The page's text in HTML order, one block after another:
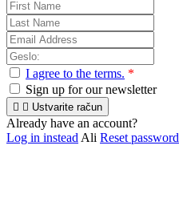
I agree to the terms. *
Sign up for our newsletter
  Ustvarite račun
Already have an account?
Log in instead Ali Reset password